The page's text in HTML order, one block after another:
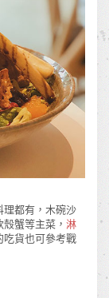
理都有，木碗沙
蟹等主菜， 淋
吃貨也可參考戰